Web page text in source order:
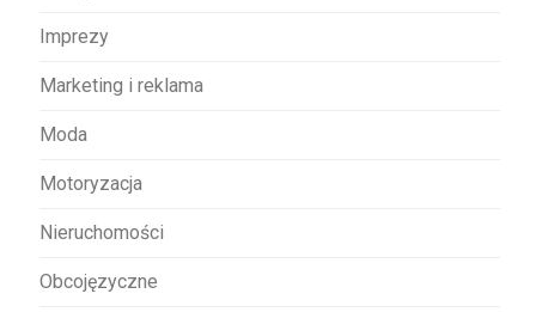
Imprezy
Marketing i reklama
Moda
Motoryzacja
Nieruchomości
Obcojęzyczne